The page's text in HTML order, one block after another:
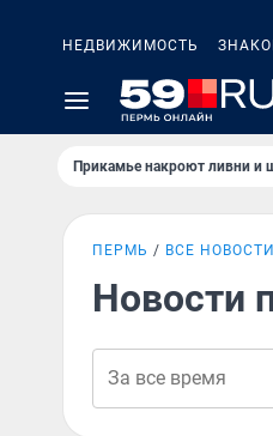
НЕДВИЖИМОСТЬ
Прикамье накроют ливни и
ПЕРМЬ ВСЕ НОВОСТИ
Новости